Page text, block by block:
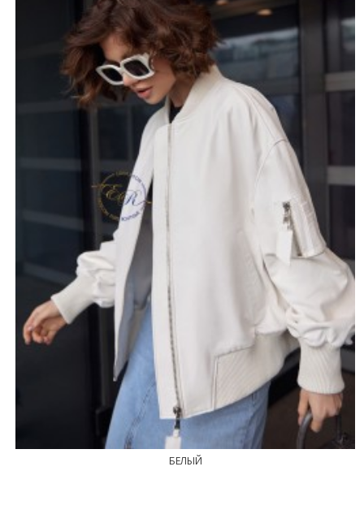
механическим повреждениям. Частицы пыли и грязи
быстро удаляются с поверхности слегка влажной
Куртка имеет нестандартный фасон, широкие рукава,
на одном из которых располагается накладной карман
на молнии. Манжеты рукавов, нижняя кромка изделия
и воротник выполнены в чёрном цвете. Длина средняя
- 60-65 см. Модель будет отлично сочетаться с
брюками и кроссовками, обеспечит комфорт при
поездках в автомобиле.
*описание несет информационный характер, состав и
правила ухода могут быть изменены производителем
БЕЛЫЙ